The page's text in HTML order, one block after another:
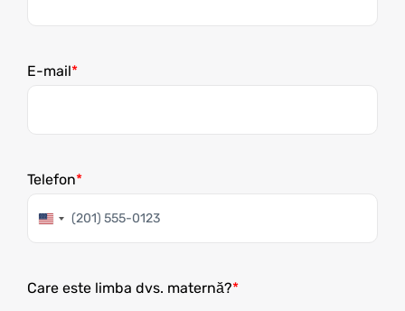
E-mail
Telefon
United
States
Care este limba dvs. maternă?